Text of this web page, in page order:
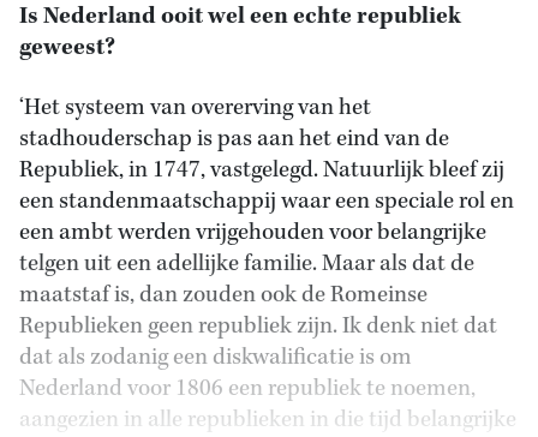
Is Nederland ooit wel een echte republiek
geweest?
‘Het systeem van overerving van het
stadhouderschap is pas aan het eind van de
Republiek, in 1747, vastgelegd. Natuurlijk bleef zij
een standenmaatschappij waar een speciale rol en
een ambt werden vrijgehouden voor belangrijke
telgen uit een adellijke familie. Maar als dat de
maatstaf is, dan zouden ook de Romeinse
Republieken geen republiek zijn. Ik denk niet dat
dat als zodanig een diskwalificatie is om
Nederland voor 1806 een republiek te noemen,
aangezien in alle republieken in die tijd belangrijke